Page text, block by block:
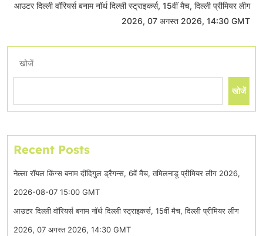
आउटर दिल्ली वॉरियर्स बनाम नॉर्थ दिल्ली स्ट्राइकर्स, 15वीं मैच, दिल्ली प्रीमियर लीग
2026, 07 अगस्त 2026, 14:30 GMT
खोजें
खोजें
Recent Posts
नेल्ला रॉयल किंग्स बनाम दींदिगुल ड्रैगन्स, 6वें मैच, तमिलनाडू प्रीमियर लीग 2026,
2026-08-07 15:00 GMT
आउटर दिल्ली वॉरियर्स बनाम नॉर्थ दिल्ली स्ट्राइकर्स, 15वीं मैच, दिल्ली प्रीमियर लीग
2026, 07 अगस्त 2026, 14:30 GMT